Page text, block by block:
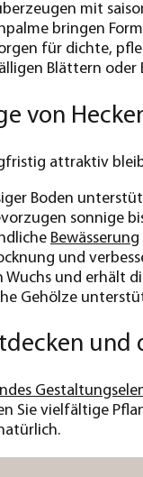
mit
bringen
für dichte,
Blättern
von
attraktiv
Boden
sonnige
Bewässerung
und
Wuchs und erhält
Gehölze
Sie vielfältige